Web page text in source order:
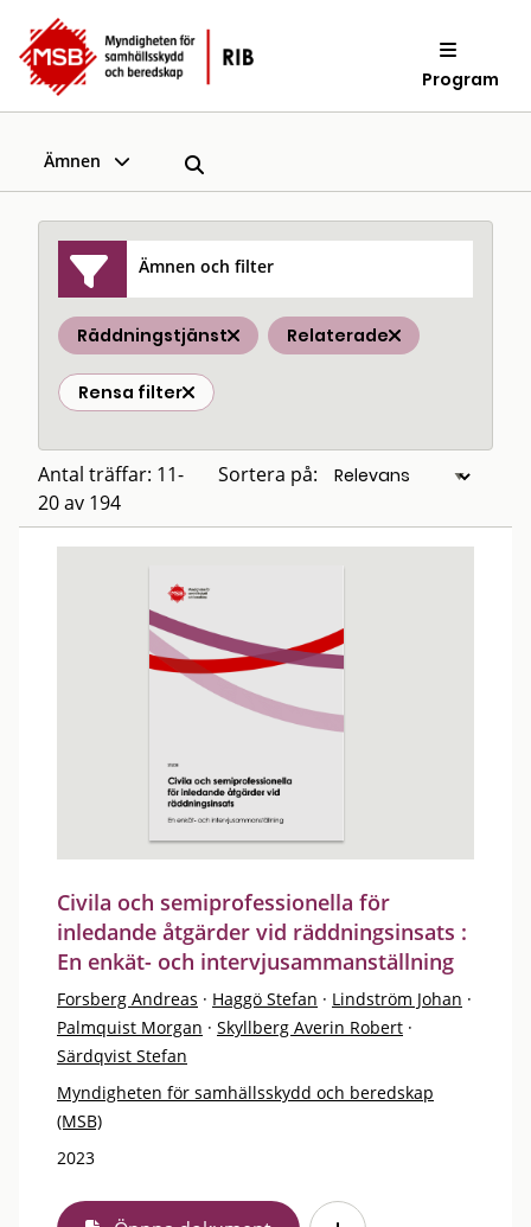
Program
Ämnen
Ämnen och filter
Räddningstjänst Relaterade
Rensa filter
Antal träffar: 11-
20 av 194
Sortera på:
Civila och semiprofessionella för
inledande åtgärder vid räddningsinsats :
En enkät- och intervjusammanställning
Forsberg Andreas · Haggö Stefan · Lindström Johan ·
Palmquist Morgan · Skyllberg Averin Robert ·
Särdqvist Stefan
Myndigheten för samhällsskydd och beredskap
(MSB)
2023